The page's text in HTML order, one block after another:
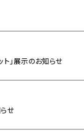
」展示のお知らせ
せ